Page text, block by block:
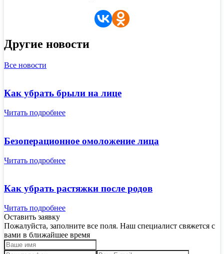
Другие новости
Все новости
Как убрать брыли на лице
Читать подробнее
Безоперационное омоложение лица
Читать подробнее
Как убрать растяжки после родов
Читать подробнее
Оставить заявку
Пожалуйста, заполните все поля. Наш специалист свяжется с
вами в ближайшее время